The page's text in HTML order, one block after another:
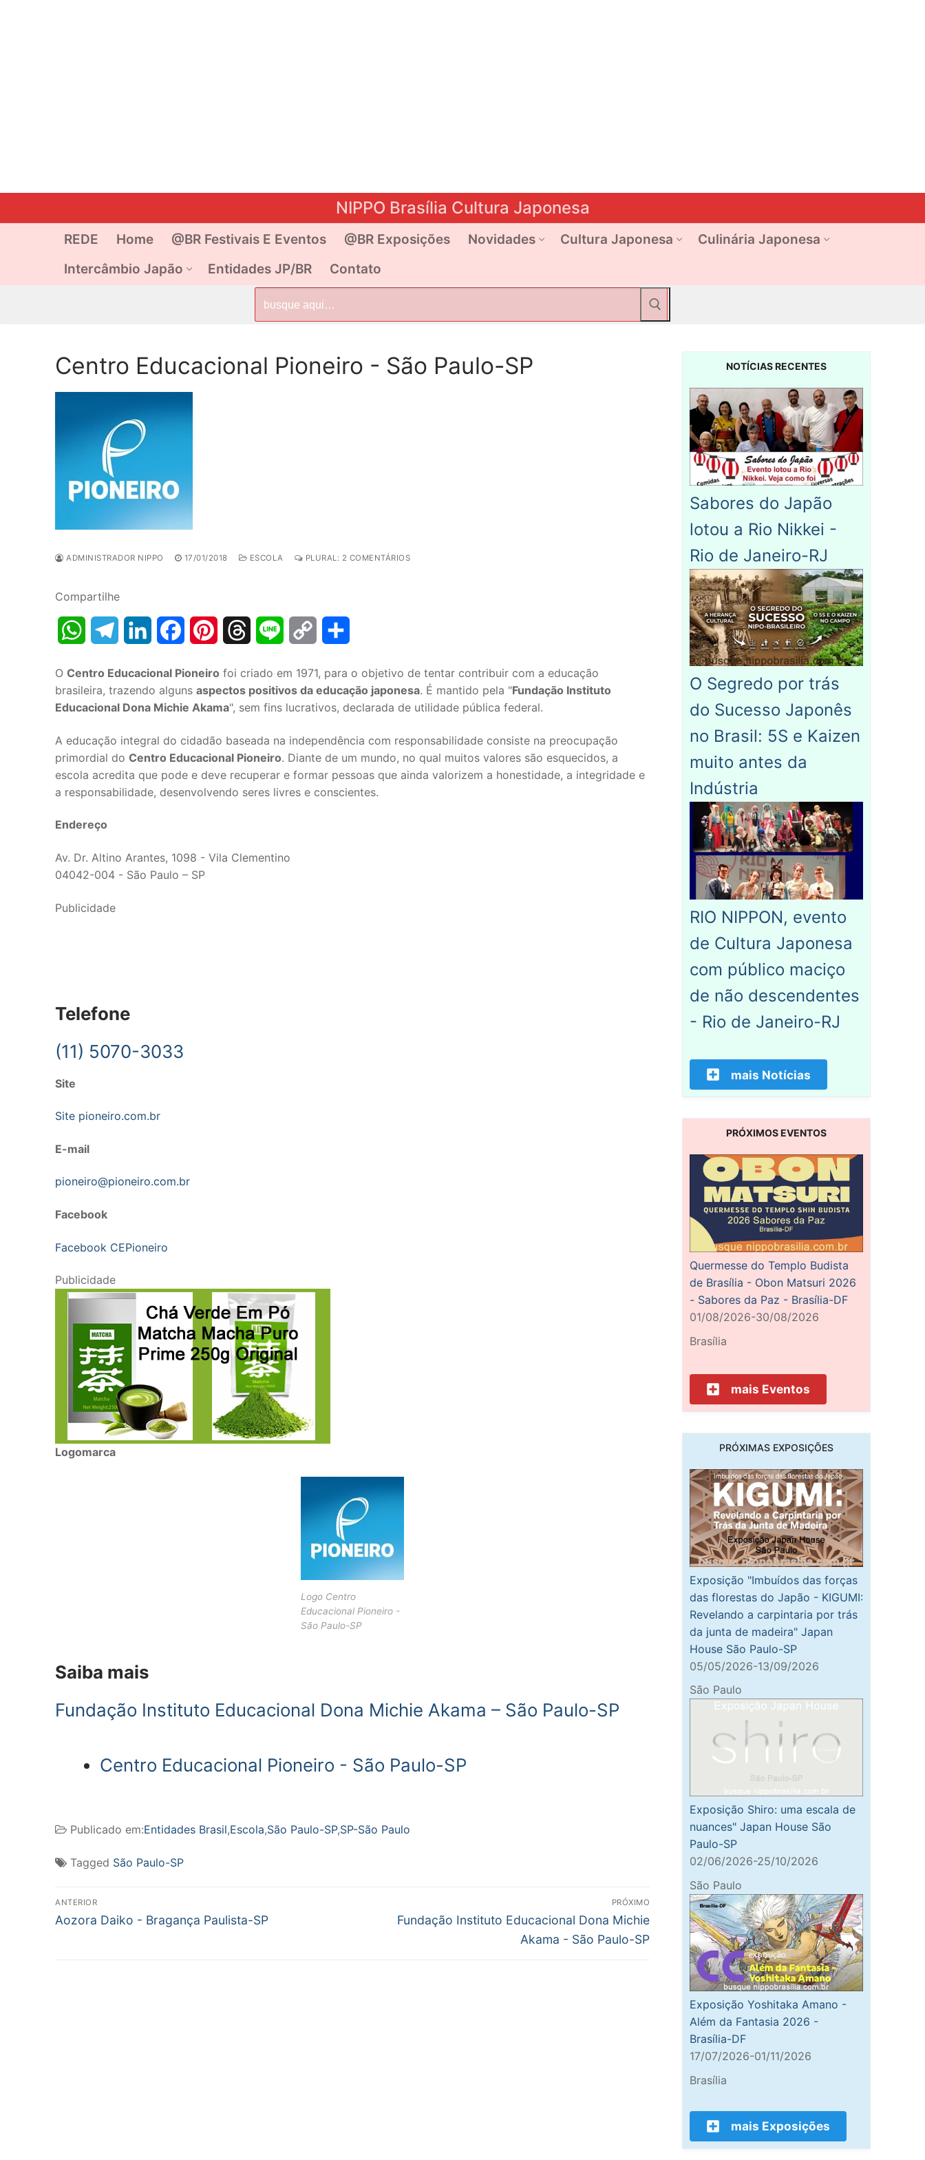
NIPPO Brasília Cultura Japonesa
REDE Home @BR Festivais E Eventos @BR Exposições Novidades Cultura Japonesa
Culinária Japonesa
Intercâmbio Japão
Entidades JP/BR Contato
por:
Centro Educacional Pioneiro - São Paulo-SP
ADMINISTRADOR NIPPO 17/01/2018 ESCOLA PLURAL: 2 COMENTÁRIOS
Compartilhe
WhatsAppTelegramLinkedInFacebookPinterestThreads Line
Copy
O Centro Educacional Pioneiro foi criado em 1971, para o objetivo de tentar contribuir com a educação
brasileira, trazendo alguns aspectos positivos da educação japonesa. É mantido pela "Fundação Instituto
Educacional Dona Michie Akama", sem fins lucrativos, declarada de utilidade pública federal.
A educação integral do cidadão baseada na independência com responsabilidade consiste na preocupação
primordial do Centro Educacional Pioneiro. Diante de um mundo, no qual muitos valores são esquecidos, a
escola acredita que pode e deve recuperar e formar pessoas que ainda valorizem a honestidade, a integridade e
a responsabilidade, desenvolvendo seres livres e conscientes.
Endereço
Av. Dr. Altino Arantes, 1098 - Vila Clementino
04042-004 - São Paulo – SP
Publicidade
Telefone
(11) 5070-3033
Site
Site pioneiro.com.br
E-mail
pioneiro@pioneiro.com.br
Facebook
Facebook CEPioneiro
Publicidade
Logomarca
Logo Centro
Educacional Pioneiro -
São Paulo-SP
Saiba mais
Fundação Instituto Educacional Dona Michie Akama – São Paulo-SP
Centro Educacional Pioneiro - São Paulo-SP
Publicado em:Entidades Brasil,Escola,São Paulo-SP,SP-São Paulo
Tagged São Paulo-SP
Navegação
de
ANTERIOR
Post
Aozora Daiko - Bragança Paulista-SP
PRÓXIMO
Próximo
Fundação Instituto Educacional Dona Michie
Akama - São Paulo-SP
NOTÍCIAS RECENTES
Sabores do Japão
lotou a Rio Nikkei -
Rio de Janeiro-RJ
O Segredo por trás
do Sucesso Japonês
no Brasil: 5S e Kaizen
muito antes da
Indústria
RIO NIPPON, evento
de Cultura Japonesa
com público maciço
de não descendentes
- Rio de Janeiro-RJ
mais Notícias
PRÓXIMOS EVENTOS
Quermesse do Templo Budista
de Brasília - Obon Matsuri 2026
- Sabores da Paz - Brasília-DF
01/08/2026-30/08/2026
Brasília
mais Eventos
PRÓXIMAS EXPOSIÇÕES
Exposição "Imbuídos das forças
das florestas do Japão - KIGUMI:
Revelando a carpintaria por trás
da junta de madeira" Japan
House São Paulo-SP
05/05/2026-13/09/2026
São Paulo
Exposição Shiro: uma escala de
nuances" Japan House São
Paulo-SP
02/06/2026-25/10/2026
São Paulo
Exposição Yoshitaka Amano -
Além da Fantasia 2026 -
Brasília-DF
17/07/2026-01/11/2026
Brasília
mais Exposições